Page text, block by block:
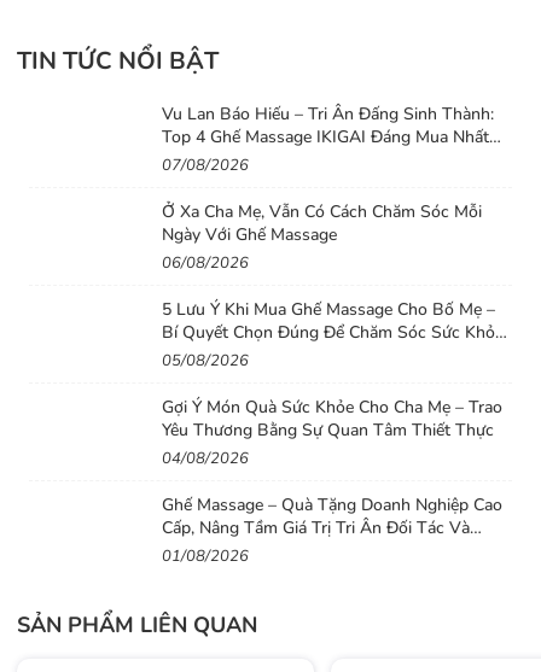
giảm mỡ bụng Eneck này chính là động cơ
liên tục xoay tròn 306 độ kết hợp với rung
tạo ra các tác động vô cùng mạnh mẽ kích
thích tới các mô mỡ, dần dần đốt cháy chúng,
trả lại sự săn chắc, dẻo dai cho vóc dáng của
bạn nhanh chóng hơn.
cơ chế này đai sẽ tự động điều chỉnh kiểu
rung cũng như tốc độ rung nhanh-chậm,
thoải mái nhất nhưng vẫn đảm bảo được tính
hiệu quả. Đặc biệt cơ chế này còn có tính
đảm bảo tốt nhất cho người dùng.
Cơ chế tùy chỉnh: Người dùng có thể thỏa sức
cho phù hợp với nhu cầu của bản thân để có
TIN TỨC NỔI BẬT
Vu Lan Báo Hiếu – Tri Ân Đấng Sinh Thành:
Top 4 Ghế Massage IKIGAI Đáng Mua Nhất
2026
07/08/2026
Ở Xa Cha Mẹ, Vẫn Có Cách Chăm Sóc Mỗi
Ngày Với Ghế Massage
06/08/2026
5 Lưu Ý Khi Mua Ghế Massage Cho Bố Mẹ –
Bí Quyết Chọn Đúng Để Chăm Sóc Sức Khỏe
Lâu Dài
05/08/2026
Gợi Ý Món Quà Sức Khỏe Cho Cha Mẹ – Trao
Yêu Thương Bằng Sự Quan Tâm Thiết Thực
04/08/2026
Ghế Massage – Quà Tặng Doanh Nghiệp Cao
Cấp, Nâng Tầm Giá Trị Tri Ân Đối Tác Và
Nhân Viên
01/08/2026
SẢN PHẨM LIÊN QUAN